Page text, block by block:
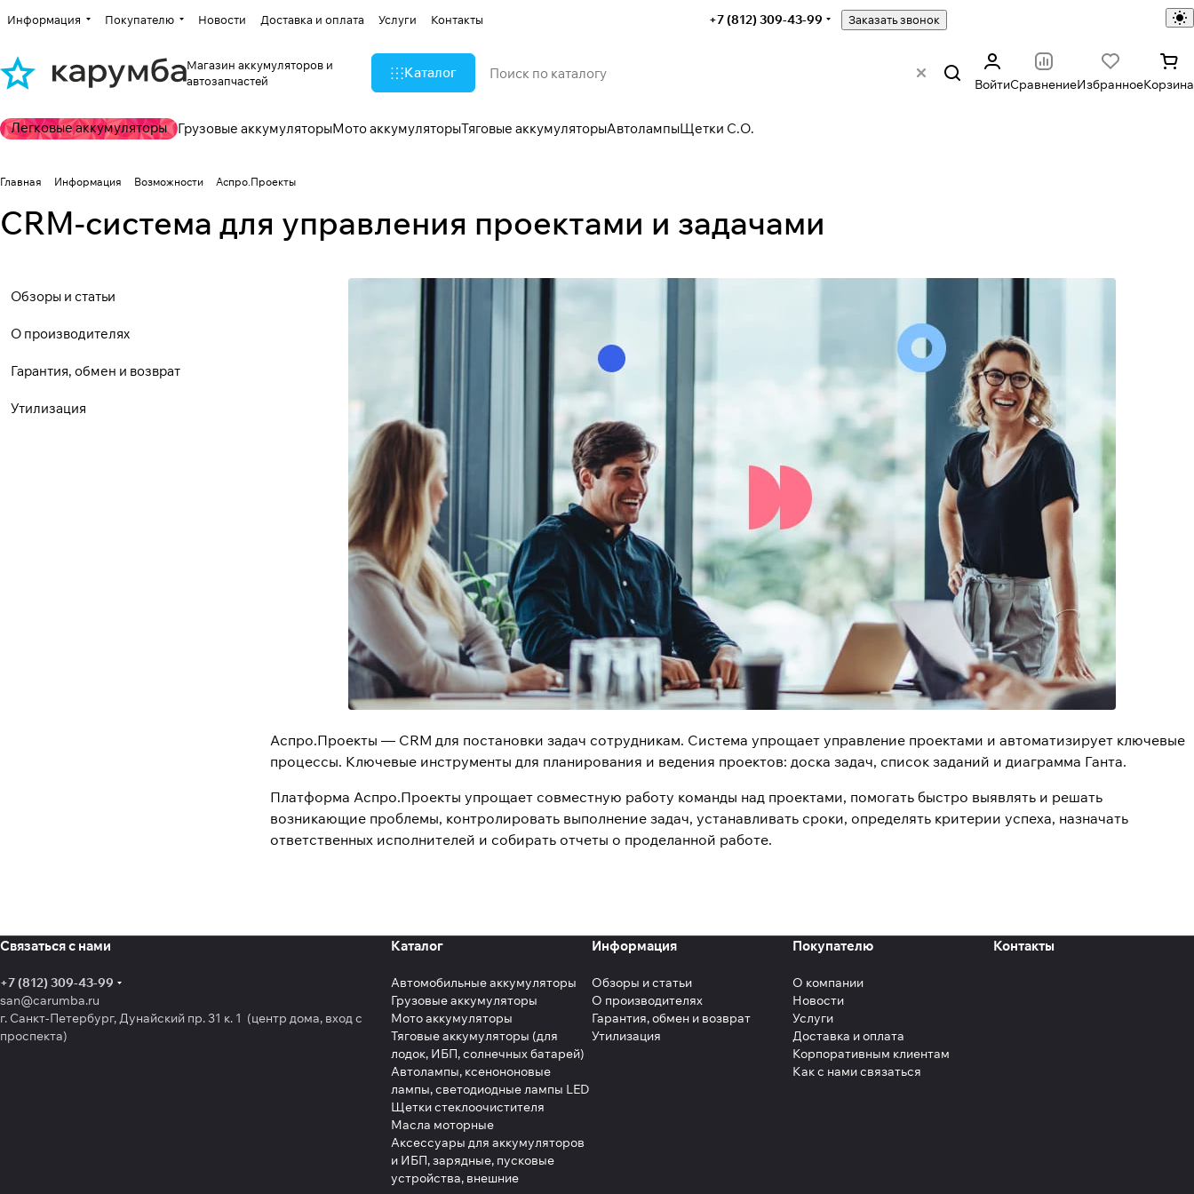
Информация Покупателю Новости Доставка и оплата Услуги Контакты +7 (812) 309-43-99 Заказать звонок
Магазин аккумуляторов и
автозапчастей
Каталог
ВойтиСравнениеИзбранноеКорзина
Легковые аккумуляторы Грузовые аккумуляторыМото аккумуляторыТяговые аккумуляторыАвтолампыЩетки С.О.
Главная Информация Возможности Аспро.Проекты
CRM-система для управления проектами и задачами
Аспро.Проекты — CRM для постановки задач сотрудникам. Система упрощает управление проектами и автоматизирует ключевые
процессы. Ключевые инструменты для планирования и ведения проектов: доска задач, список заданий и диаграмма Ганта.
Платформа Аспро.Проекты упрощает совместную работу команды над проектами, помогать быстро выявлять и решать
возникающие проблемы, контролировать выполнение задач, устанавливать сроки, определять критерии успеха, назначать
ответственных исполнителей и собирать отчеты о проделанной работе.
Обзоры и статьи
О производителях
Гарантия, обмен и возврат
Утилизация
Связаться с нами
+7 (812) 309-43-99
san@carumba.ru
г. Санкт-Петербург, Дунайский пр. 31 к. 1 (центр дома, вход с
проспекта)
Каталог
Автомобильные аккумуляторы
Грузовые аккумуляторы
Мото аккумуляторы
Тяговые аккумуляторы (для
лодок, ИБП, солнечных батарей)
Автолампы, ксенононовые
лампы, светодиодные лампы LED
Щетки стеклоочистителя
Масла моторные
Аксессуары для аккумуляторов
и ИБП, зарядные, пусковые
устройства, внешние
Информация
Обзоры и статьи
О производителях
Гарантия, обмен и возврат
Утилизация
Покупателю
О компании
Новости
Услуги
Доставка и оплата
Корпоративным клиентам
Как с нами связаться
Контакты